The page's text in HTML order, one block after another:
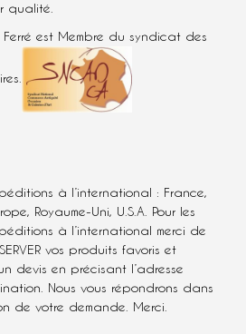
qualité.
est Membre du syndicat des
à l’international : France,
Royaume-Uni, U.S.A. Pour les
à l’international merci de
vos produits favoris et
devis en précisant l’adresse
Nous vous répondrons dans
de votre demande. Merci.